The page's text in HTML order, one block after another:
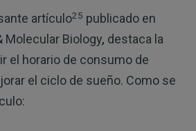
artículo25 publicado en
Molecular Biology, destaca la
el horario de consumo de
el ciclo de sueño. Como se